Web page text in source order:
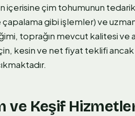
içerisine çim tohumunun
çapalama gibi işlemler) ve
toprağın mevcut kalitesi ve
kesin ve net fiyat teklifi
ve Keşif